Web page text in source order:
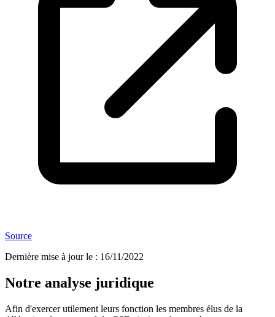
Source
Dernière mise à jour le : 16/11/2022
Notre analyse juridique
Afin d'exercer utilement leurs fonction les membres élus de la